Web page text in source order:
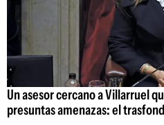
Un asesor cercano a Villarruel
presuntas amenazas: el